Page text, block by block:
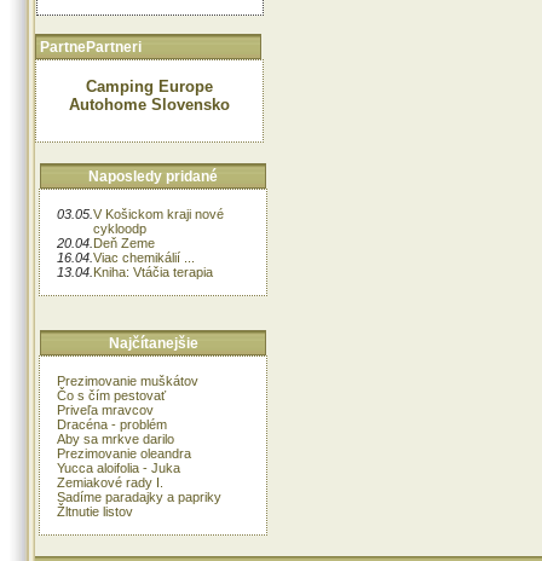
PartnePartneri
Camping Europe
Autohome Slovensko
Naposledy pridané
03.05. V Košickom kraji nové
cykloodp
20.04. Deň Zeme
16.04. Viac chemikálií ...
13.04. Kniha: Vtáčia terapia
Najčítanejšie
Prezimovanie muškátov
Čo s čím pestovať
Priveľa mravcov
Dracéna - problém
Aby sa mrkve darilo
Prezimovanie oleandra
Yucca aloifolia - Juka
Zemiakové rady I.
Sadíme paradajky a papriky
Žltnutie listov